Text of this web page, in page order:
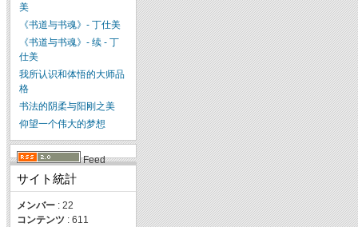
美
《书道与书魂》- 丁仕美
《书道与书魂》- 续 - 丁
仕美
我所认识和体悟的大师品
格
书法的阴柔与阳刚之美
仰望一个伟大的梦想
Feed
サイト統計
メンバー : 22
コンテンツ : 611